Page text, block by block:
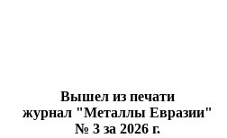
Вышел из печати
журнал "Металлы Евразии"
№ 3 за 2026 г.